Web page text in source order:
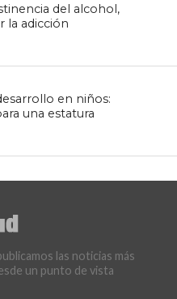
del alcohol,
la adicción
en niños:
una estatura
las noticias más
un punto de vista